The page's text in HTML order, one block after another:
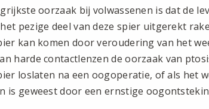
oorzaak bij volwassenen is dat de
pezige deel van deze spier uitgerekt
kan komen door veroudering van het
harde contactlenzen de oorzaak van
loslaten na een oogoperatie, of als het
is geweest door een ernstige